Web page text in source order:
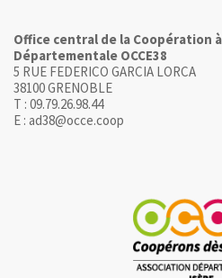
Office central de la Coopération
Départementale OCCE38
5 RUE FEDERICO GARCIA LORCA
38100 GRENOBLE
T : 09.79.26.98.44
E : ad38@occe.coop